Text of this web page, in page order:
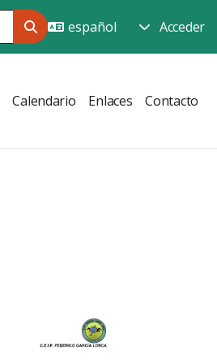
Acceder
Calendario Enlaces Contacto